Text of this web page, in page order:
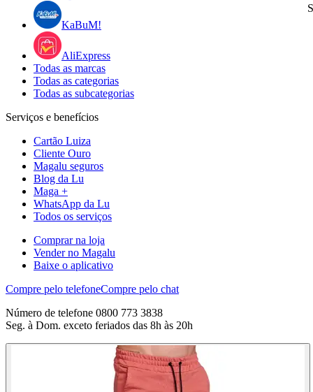
KaBuM!
AliExpress
Todas as marcas
Todas as categorias
Todas as subcategorias
Serviços e benefícios
Cartão Luiza
Cliente Ouro
Magalu seguros
Blog da Lu
Maga +
WhatsApp da Lu
Todos os serviços
Comprar na loja
Vender no Magalu
Baixe o aplicativo
Compre pelo telefoneCompre pelo chat
Número de telefone 0800 773 3838
Seg. à Dom. exceto feriados das 8h às 20h